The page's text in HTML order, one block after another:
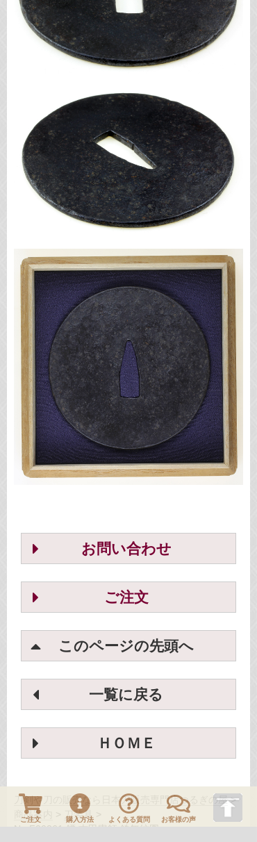
お問い合わせ
ご注文
このページの先頭へ
一覧に戻る
ＨＯＭＥ
刀剣や刀の販売なら日本刀販売専門店つるぎの屋
商品案内
刀装具
No.F00261 鐔 古甲冑師 鉄無紋図
ご注文 購入方法 よくある質問 お客様の声